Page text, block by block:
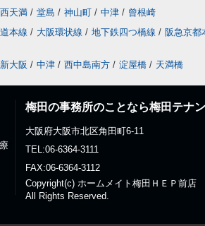
西天満 / 堂島 / 神山町 / 中津 / 曾根崎
本線 / 大阪環状線 / 地下鉄四つ橋線 / 阪急京都
新大阪 / 中津 / 西中島南方 / 淀屋橋 / 天満橋
梅田の事務所のことなら梅田テナ
大阪府大阪市北区角田町6-11
TEL:06-6364-3111
FAX:06-6364-3112
Copyright(c) ホームメイト梅田ＨＥＰ前店
All Rights Reserved.